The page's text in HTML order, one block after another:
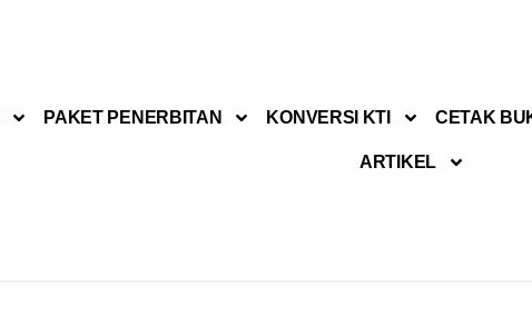
PAKET PENERBITAN KONVERSI KTI CETAK
ARTIKEL